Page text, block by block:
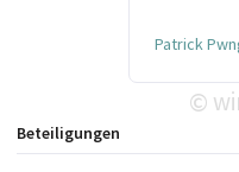
Patrick
©
Beteiligungen